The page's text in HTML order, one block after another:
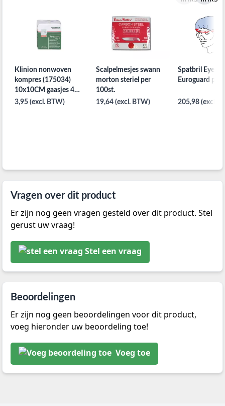
Klinion nonwoven
kompres (175034)
10x10CM gaasjes 4
laags per 100ST. niet
3,95 (excl. BTW)
Scalpelmesjes swann
morton steriel per
100st.
19,64 (excl. BTW)
Spatbril
Euroguard per
205,98 (excl.
Vragen over dit product
Er zijn nog geen vragen gesteld over dit product. Stel
gerust uw vraag!
Stel een vraag
Beoordelingen
Er zijn nog geen beoordelingen voor dit product,
voeg hieronder uw beoordeling toe!
Voeg toe